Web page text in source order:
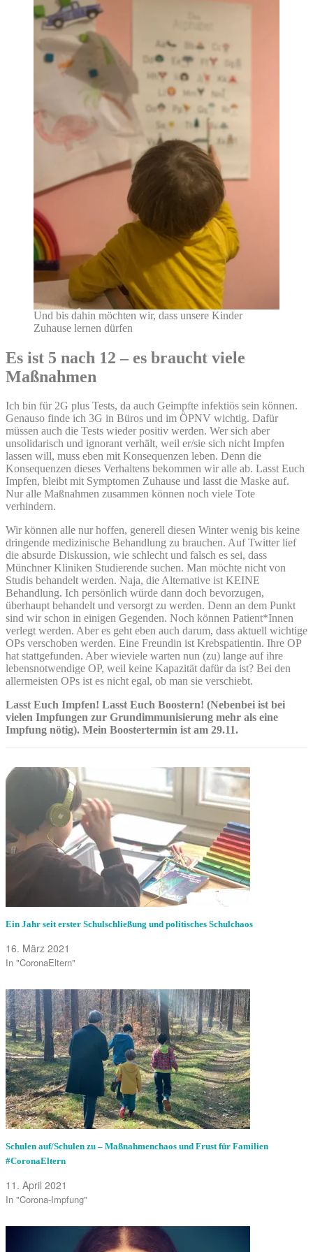
Und bis dahin möchten wir, dass unsere Kinder
Zuhause lernen dürfen
Es ist 5 nach 12 – es braucht viele
Maßnahmen
Ich bin für 2G plus Tests, da auch Geimpfte infektiös sein können.
Genauso finde ich 3G in Büros und im ÖPNV wichtig. Dafür
müssen auch die Tests wieder positiv werden. Wer sich aber
unsolidarisch und ignorant verhält, weil er/sie sich nicht Impfen
lassen will, muss eben mit Konsequenzen leben. Denn die
Konsequenzen dieses Verhaltens bekommen wir alle ab. Lasst Euch
Impfen, bleibt mit Symptomen Zuhause und lasst die Maske auf.
Nur alle Maßnahmen zusammen können noch viele Tote
verhindern.
Wir können alle nur hoffen, generell diesen Winter wenig bis keine
dringende medizinische Behandlung zu brauchen. Auf Twitter lief
die absurde Diskussion, wie schlecht und falsch es sei, dass
Münchner Kliniken Studierende suchen. Man möchte nicht von
Studis behandelt werden. Naja, die Alternative ist KEINE
Behandlung. Ich persönlich würde dann doch bevorzugen,
überhaupt behandelt und versorgt zu werden. Denn an dem Punkt
sind wir schon in einigen Gegenden. Noch können Patient*Innen
verlegt werden. Aber es geht eben auch darum, dass aktuell wichtige
OPs verschoben werden. Eine Freundin ist Krebspatientin. Ihre OP
hat stattgefunden. Aber wieviele warten nun (zu) lange auf ihre
lebensnotwendige OP, weil keine Kapazität dafür da ist? Bei den
allermeisten OPs ist es nicht egal, ob man sie verschiebt.
Lasst Euch Impfen! Lasst Euch Boostern! (Nebenbei ist bei
vielen Impfungen zur Grundimmunisierung mehr als eine
Impfung nötig). Mein Boostertermin ist am 29.11.
Ein Jahr seit erster Schulschließung und politisches Schulchaos
16. März 2021
In "CoronaEltern"
Schulen auf/Schulen zu – Maßnahmenchaos und Frust für Familien
#CoronaEltern
11. April 2021
In "Corona-Impfung"